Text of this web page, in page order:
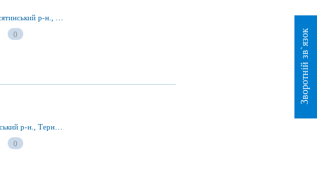
0
0
Зворотній зв`язок